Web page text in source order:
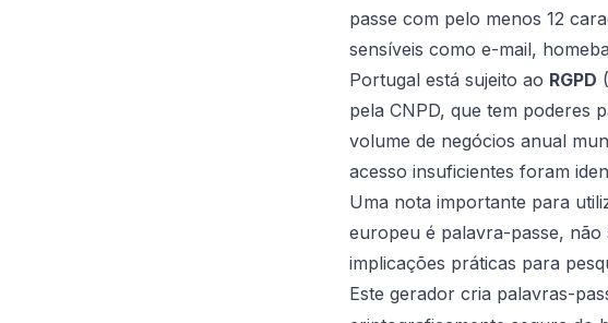
passe com pelo menos 12
sensíveis como e-mail,
Portugal está sujeito ao RGPD
pela CNPD, que tem poderes
volume de negócios anual
acesso insuficientes foram
Uma nota importante para
europeu é palavra-passe, não
implicações práticas para
Este gerador cria palavras-